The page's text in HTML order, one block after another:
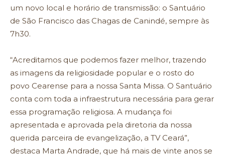
um novo local e horário de transmissão: o Santuário
de São Francisco das Chagas de Canindé, sempre às
7h30.
“Acreditamos que podemos fazer melhor, trazendo
as imagens da religiosidade popular e o rosto do
povo Cearense para a nossa Santa Missa. O Santuário
conta com toda a infraestrutura necessária para gerar
essa programação religiosa. A mudança foi
apresentada e aprovada pela diretoria da nossa
querida parceira de evangelização, a TV Ceará”,
destaca Marta Andrade, que há mais de vinte anos se